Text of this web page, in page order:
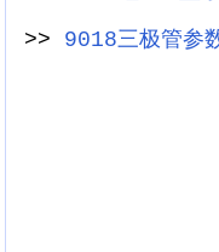
>> 9018三极管参